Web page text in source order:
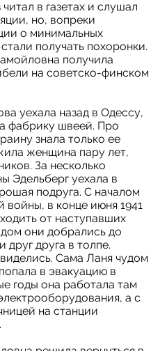
в газетах и слушал
но, вопреки
о минимальных
получать похоронки.
получила
на советско-финском
уехала назад в Одессу,
фабрику швеей. Про
знала только ее
женщина пару лет,
За несколько
Эдельберг уехала в
подруга. С началом
войны, в конце июня 1941
от наступавших
они добрались до
друга в толпе.
Сама Ланя чудом
в эвакуацию в
годы она работала там
а с
на станции